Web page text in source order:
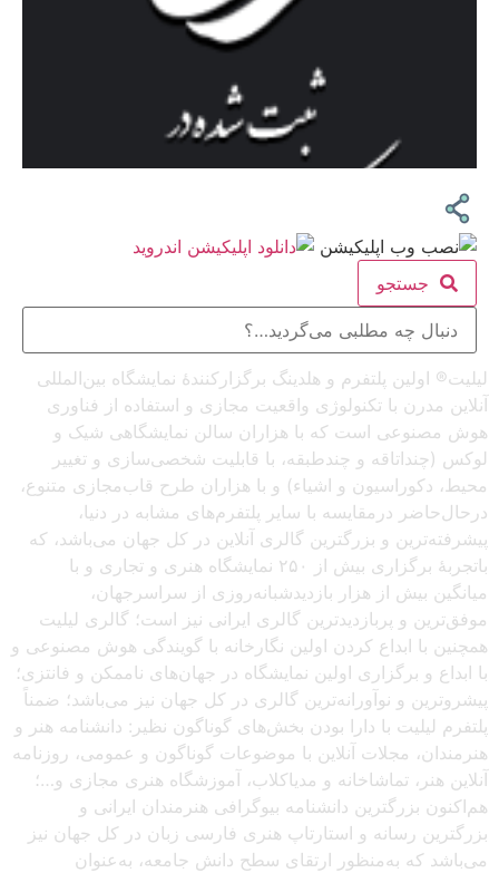
جستجو
لیلیت® اولین پلتفرم و هلدینگ برگزارکنندهٔ نمایشگاه بین‌المللی
آنلاین مدرن با تکنولوژی واقعیت مجازی و استفاده از فناوری
هوش مصنوعی است که با هزاران سالن نمایشگاهی شیک و
لوکس (چنداتاقه و چندطبقه، با قابلیت شخصی‌سازی و تغییر
محیط، دکوراسیون و اشیاء) و با هزاران طرح قاب‌مجازی متنوع،
درحال‌حاضر درمقایسه با سایر پلتفرم‌های مشابه در دنیا،
پیشرفته‌ترین و بزرگترین گالری آنلاین در کل جهان می‌باشد، که
باتجربهٔ برگزاری بیش از ۲۵۰ نمایشگاه هنری و تجاری و با
میانگین بیش از هزار بازدیدشبانه‌روزی از سراسرجهان،
موفق‌ترین و پربازدیدترین گالری ایرانی نیز است؛ گالری لیلیت
همچنین با ابداع کردن اولین نگارخانه با گویندگی هوش مصنوعی و
با ابداع و برگزاری اولین نمایشگاه در جهان‌های ناممکن و فانتزی؛
پیشروترین و نوآورانه‌ترین گالری در کل جهان نیز می‌باشد؛ ضمناً
پلتفرم لیلیت با دارا بودن بخش‌های گوناگون نظیر: دانشنامه هنر و
هنرمندان، مجلات آنلاین با موضوعات گوناگون و عمومی، روزنامه
آنلاین هنر، تماشاخانه و مدیاکلاب، آموزشگاه هنری مجازی و…؛
هم‌اکنون بزرگترین دانشنامه بیوگرافی هنرمندان ایرانی و
بزرگترین رسانه و استارتاپ هنری فارسی زبان در کل جهان نیز
می‌باشد که به‌منظور ارتقای سطح دانش جامعه، به‌عنوان